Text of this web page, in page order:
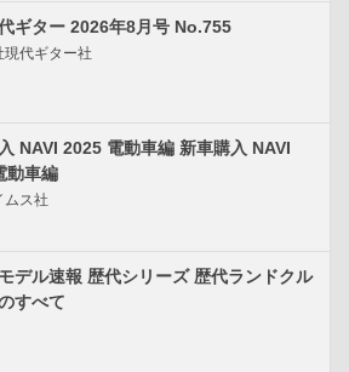
ギター 2026年8月号 No.755
現代ギター社
NAVI 2025 電動車編 新車購入 NAVI
動車編
ムス社
デル速報 歴代シリーズ 歴代ランドクル
すべて